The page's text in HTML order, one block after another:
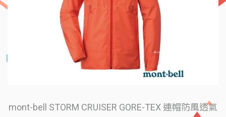
mont-bell STORM CRUISER GORE-TEX 連帽防風透氣